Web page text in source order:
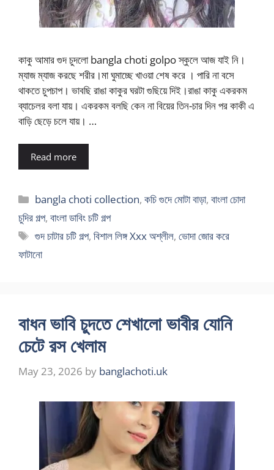
কাকু আমার গুদ চুদলো bangla choti golpo স্কুলে আজ যাই নি।
ম্যাজ ম্যাজ করছে শরীর।মা ঘুমাচ্ছে খাওয়া শেষ করে । পারি না বসে
থাকতে চুপচাপ। ভাবছি রাঙা কাকুর ঘরটা গুছিয়ে দিই।রাঙা কাকু একরকম
ব্যাচেলর বলা যায়। একরকম বলছি কেন না বিয়ের তিন-চার দিন পর কাকী এ
বাড়ি ছেড়ে চলে যায়। …
Read more
Categories
bangla choti collection,কচি গুদে মোটা বাড়া,বাংলা চোদা
চুদির গল্প, বাংলা ডাবিং চটি গল্প
Tags
গুদ চাটার চটি গল্প,বিশাল লিঙ্গ Xxx অশ্লীল,ভোদা জোর করে
ফাটানো
বাধন ভাবি চুদতে শেখালো ভাবীর যোনি
চেটে রস খেলাম
May 23, 2026 by banglachoti.uk